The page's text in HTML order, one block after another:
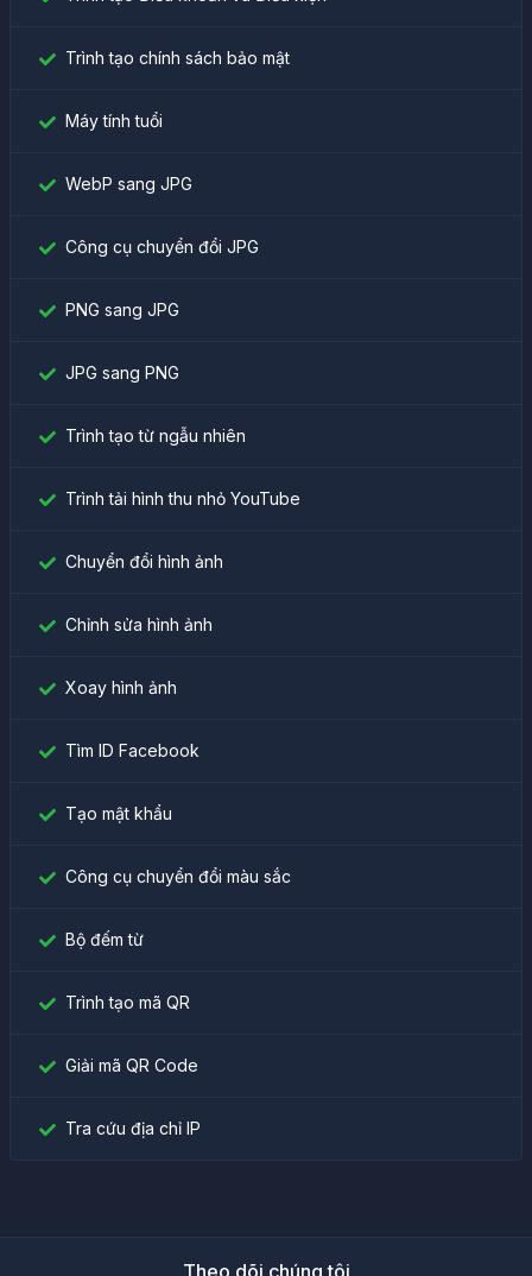
Trình tạo chính sách bảo mật
Máy tính tuổi
WebP sang JPG
Công cụ chuyển đổi JPG
PNG sang JPG
JPG sang PNG
Trình tạo từ ngẫu nhiên
Trình tải hình thu nhỏ YouTube
Chuyển đổi hình ảnh
Chỉnh sửa hình ảnh
Xoay hình ảnh
Tìm ID Facebook
Tạo mật khẩu
Công cụ chuyển đổi màu sắc
Bộ đếm từ
Trình tạo mã QR
Giải mã QR Code
Tra cứu địa chỉ IP
Theo dõi chúng tôi